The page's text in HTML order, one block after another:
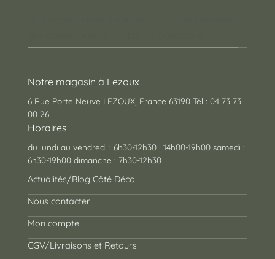
Notre magasin à Lezoux
6 Rue Porte Neuve LEZOUX, France 63190 Tél : 04 73 73
00 26
Horaires
du lundi au vendredi : 6h30-12h30 | 14h00-19h00 samedi :
6h30-19h00 dimanche : 7h30-12h30
Actualités/Blog Côté Déco
Nous contacter
Mon compte
CGV/Livraisons et Retours